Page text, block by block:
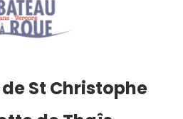
St Christophe